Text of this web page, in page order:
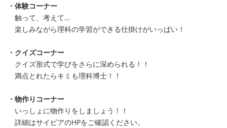
・体験コーナー
触って、考えて…
楽しみながら理科の学習ができる仕掛けがいっぱい！
・クイズコーナー
クイズ形式で学びをさらに深められる！！
満点とれたらキミも理科博士！！
・物作りコーナー
いっしょに物作りをしましょう！！
詳細はサイピアのHPをご確認ください。